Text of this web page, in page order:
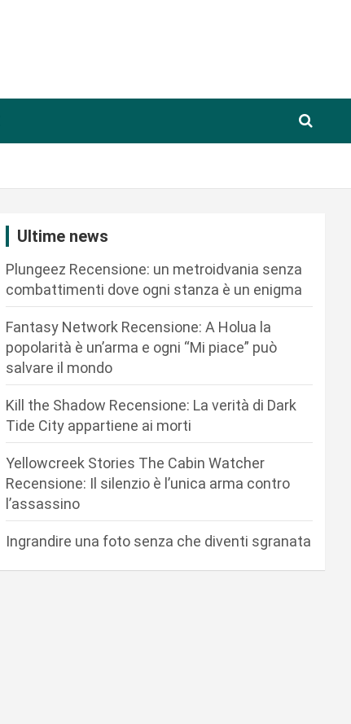
Ultime news
Plungeez Recensione: un metroidvania senza
combattimenti dove ogni stanza è un enigma
Fantasy Network Recensione: A Holua la
popolarità è un’arma e ogni “Mi piace” può
salvare il mondo
Kill the Shadow Recensione: La verità di Dark
Tide City appartiene ai morti
Yellowcreek Stories The Cabin Watcher
Recensione: Il silenzio è l’unica arma contro
l’assassino
Ingrandire una foto senza che diventi sgranata